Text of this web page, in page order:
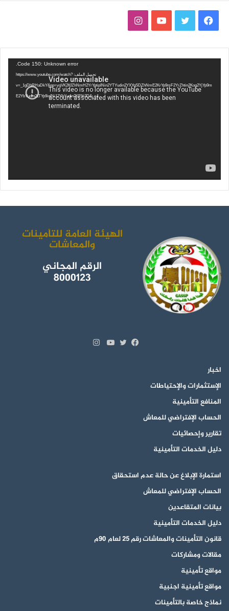
س
ب
ي
ت
ت
ي
و
س
ت
ق
Code 150: Unknown error.
تحميل الملف: https://www.youtube.com/watch?
v=_1gDhRHaDkY&pp=ygVK2KfZhNmH2YrYptipINin2YTYudin2YXYqSDZhNmE2KrYp9mF2YrZhtin2Kog2YjYp9m
E2YbYudin2LTYp9iqINi12YbYudin2KE%3D&_=1
الهيئة العامة للتأمينات
والمعاشات
الرقم المجاني
8000123
اخبار
الإستثمارات والإحتياطات
المنافع التأمينية
الحساب الإفتراضي للمعاش
تقارير وإحصائيات
دليل الخدمات التأمينية
استمارة الإبلاغ عن حالة عدم استحقاق
الحساب الإفتراضي للمعاش
بيانات المتقاعدين
دليل الخدمات التأمينية
قانون التأمينات والمعاشات رقم 25 لعام 90م
مقالات ومشاركات
مواقع تأمينية
مواقع تأمينية اجنبية
نماذج خاصة بالتأمينات